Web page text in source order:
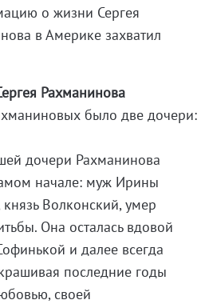
о жизни Сергея
в Америке захватил
Рахманинова
было две дочери:
дочери Рахманинова
начале: муж Ирины
Волконский, умер
Она осталась вдовой
и далее всегда
последние годы
своей